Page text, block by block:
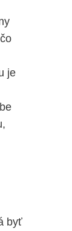
je
byť